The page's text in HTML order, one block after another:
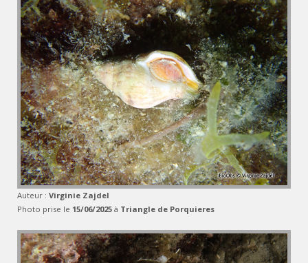
Auteur : Virginie Zajdel
Photo prise le 15/06/2025 à Triangle de Porquieres